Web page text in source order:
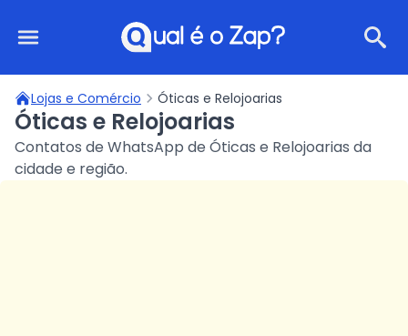
Qual é o Zap?
Lojas e Comércio Óticas e Relojoarias
Óticas e Relojoarias
Contatos de WhatsApp de Óticas e Relojoarias da
cidade e região.